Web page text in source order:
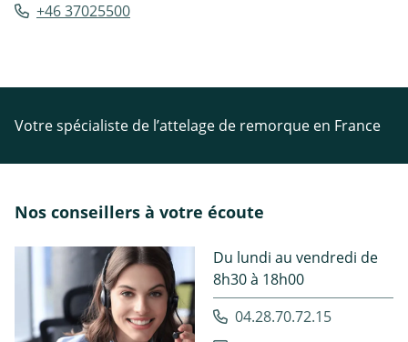
+46 37025500
Votre spécialiste de l’attelage de remorque en France
Nos conseillers à votre écoute
Du lundi au vendredi de
8h30 à 18h00
04.28.70.72.15